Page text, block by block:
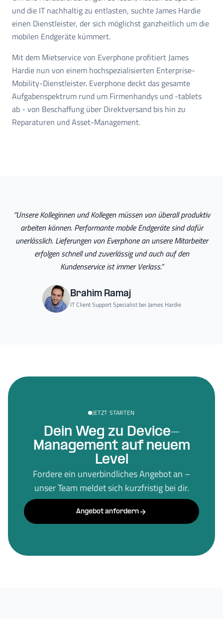
und die IT nachhaltig zu entlasten, suchte James Hardie
einen Dienstleister, der sich möglichst ganzheitlich um die
mobilen Endgeräte kümmert.
Mit dem Mietservice von Everphone profitiert James
Hardie nun von einem hochspezialisierten Enterprise-
Mobility-Dienstleister. Everphone deckt das gesamte
Aufgabenspektrum rund um Firmenhandys und -tablets
ab - von Beschaffung über Direktversand bis hin zu
Reparaturen und Asset-Management.
“Unsere Kolleginnen und Kollegen müssen von überall produktiv
arbeiten können. Performante mobile Endgeräte sind dafür
unerlässlich. Lieferungen von Everphone an unsere Mitarbeiter
erfolgen schnell und zuverlässig und auch auf den
Kundenservice ist immer Verlass.”
Brahim Ramaj
IT Client Support Specialist bei James Hardie
JETZT STARTEN
Dein Weg zu Device-
Management auf neuem
Level
Fordere ein unverbindliches Angebot an –
unser Team meldet sich kurzfristig bei dir.
Angebot anfordern